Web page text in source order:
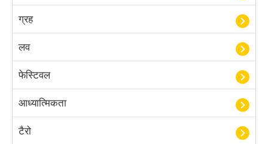
ग्रह
लव
फेस्टिवल
आध्यात्मिकता
टैरो